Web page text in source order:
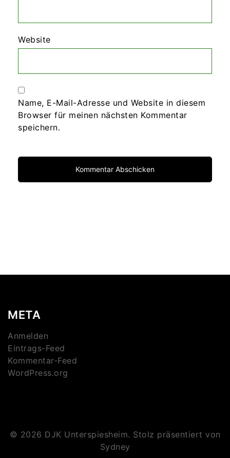
Website
Name, E-Mail-Adresse und Website in diesem
Browser für meinen nächsten Kommentar
speichern.
META
Anmelden
Eintrags-Feed
Kommentar-Feed
WordPress.org
© 2026 DJK Unterspiesheim. Stolz präsentiert von
Sydney